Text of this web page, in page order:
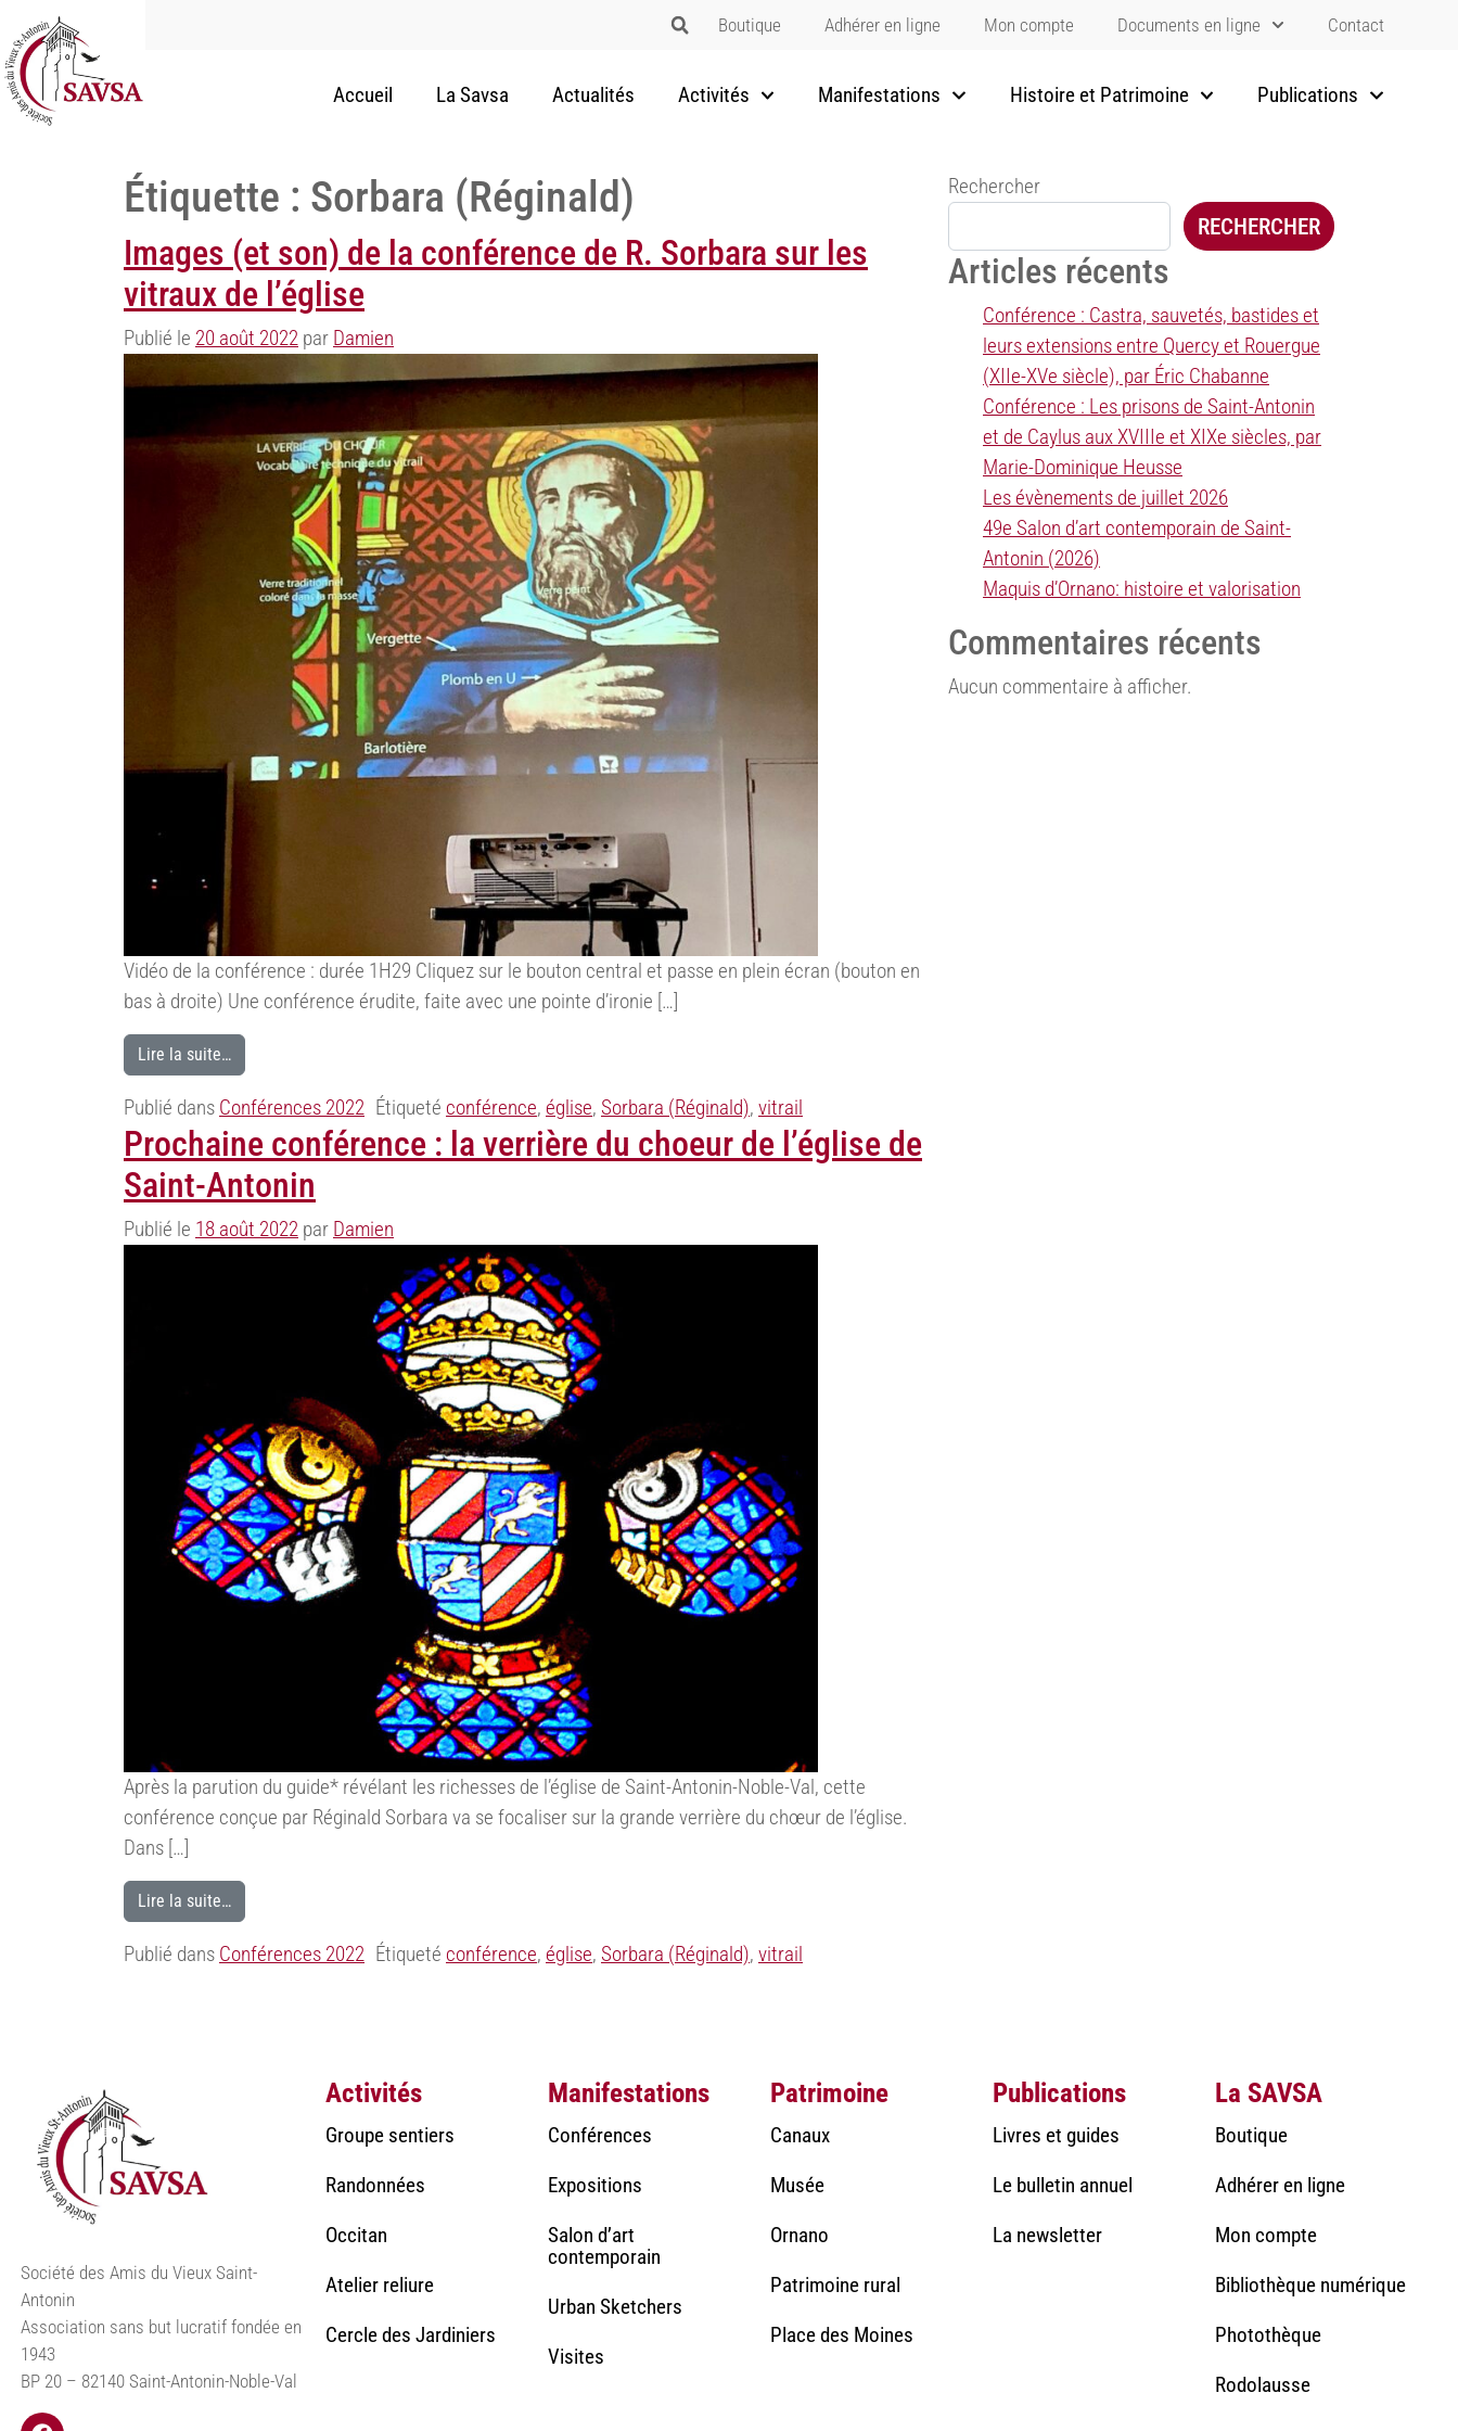
Boutique Adhérer en ligne Mon compte Documents en ligne Contact
Accueil La Savsa Actualités Activités Manifestations Histoire et Patrimoine Publications
Étiquette : Sorbara (Réginald)
Images (et son) de la conférence de R. Sorbara sur les
vitraux de l’église
Publié le 20 août 2022 par Damien
Vidéo de la conférence : durée 1H29 Cliquez sur le bouton central et passe en plein écran (bouton en
bas à droite) Une conférence érudite, faite avec une pointe d’ironie […]
Lire la suite…
Publié dans Conférences 2022 Étiqueté conférence, église, Sorbara (Réginald), vitrail
Prochaine conférence : la verrière du choeur de l’église de
Saint-Antonin
Publié le 18 août 2022 par Damien
Après la parution du guide* révélant les richesses de l’église de Saint-Antonin-Noble-Val, cette
conférence conçue par Réginald Sorbara va se focaliser sur la grande verrière du chœur de l’église.
Dans […]
Lire la suite…
Publié dans Conférences 2022 Étiqueté conférence, église, Sorbara (Réginald), vitrail
Rechercher
RECHERCHER
Articles récents
Conférence : Castra, sauvetés, bastides et
leurs extensions entre Quercy et Rouergue
(XIIe-XVe siècle), par Éric Chabanne
Conférence : Les prisons de Saint-Antonin
et de Caylus aux XVIIIe et XIXe siècles, par
Marie-Dominique Heusse
Les évènements de juillet 2026
49e Salon d’art contemporain de Saint-
Antonin (2026)
Maquis d’Ornano: histoire et valorisation
Commentaires récents
Aucun commentaire à afficher.
Société des Amis du Vieux Saint-
Antonin
Association sans but lucratif fondée en
1943
BP 20 – 82140 Saint-Antonin-Noble-Val
Activités
Groupe sentiers
Randonnées
Occitan
Atelier reliure
Cercle des Jardiniers
Manifestations
Conférences
Expositions
Salon d’art
contemporain
Urban Sketchers
Visites
Patrimoine
Canaux
Musée
Ornano
Patrimoine rural
Place des Moines
Publications
Livres et guides
Le bulletin annuel
La newsletter
La SAVSA
Boutique
Adhérer en ligne
Mon compte
Bibliothèque numérique
Photothèque
Rodolausse